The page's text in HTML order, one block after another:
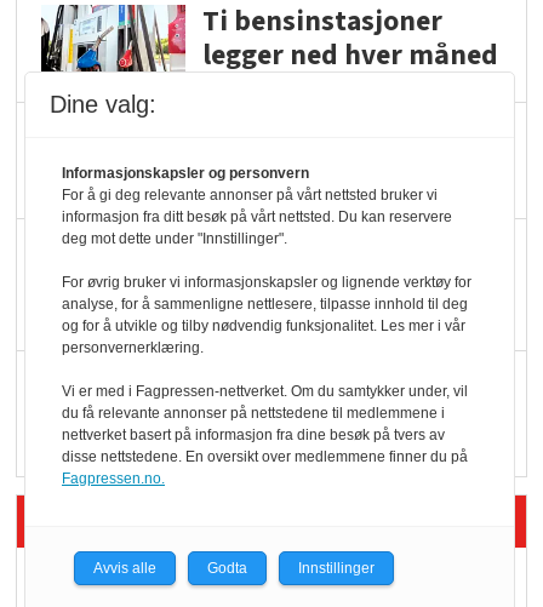
Ti bensinstasjoner
legger ned hver måned
oktan
KBS-bransjen i
endring: Stadig større
serveringstilbud
Vokser med ferdigmat
i dagligvare
Rema-flaggskip
Dine valg:
Informasjonskapsler og personvern
For å gi deg relevante annonser på vårt nettsted bruker vi
informasjon fra ditt besøk på vårt nettsted. Du kan reservere
deg mot dette under "Innstillinger".
For øvrig bruker vi informasjonskapsler og lignende verktøy for
analyse, for å sammenligne nettlesere, tilpasse innhold til deg
og for å utvikle og tilby nødvendig funksjonalitet. Les mer i vår
personvernerklæring.
Vi er med i Fagpressen-nettverket. Om du samtykker under, vil
du få relevante annonser på nettstedene til medlemmene i
nettverket basert på informasjon fra dine besøk på tvers av
disse nettstedene. En oversikt over medlemmene finner du på
Fagpressen.no.
Avvis alle Godta Innstillinger